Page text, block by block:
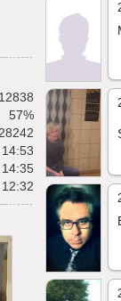
12838
57%
28242